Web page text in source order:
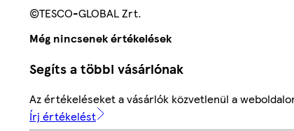
©TESCO-GLOBAL Zrt.
Még nincsenek értékelések
Segíts a többi vásárlónak
Az értékeléseket a vásárlók közvetlenül a
Írj értékelést